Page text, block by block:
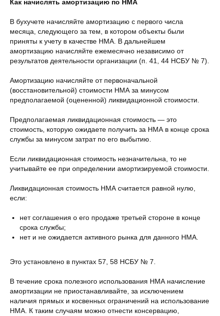
Как начислять амортизацию по НМА
В бухучете начисляйте амортизацию с первого числа
месяца, следующего за тем, в котором объекты были
приняты к учету в качестве НМА. В дальнейшем
амортизацию начисляйте ежемесячно независимо от
результатов деятельности организации (п. 41, 44 НСБУ № 7).
Амортизацию начисляйте от первоначальной
(восстановительной) стоимости НМА за минусом
предполагаемой (оцененной) ликвидационной стоимости.
Предполагаемая ликвидационная стоимость — это
стоимость, которую ожидаете получить за НМА в конце срока
службы за минусом затрат по его выбытию.
Если ликвидационная стоимость незначительна, то не
учитывайте ее при определении амортизируемой стоимости.
Ликвидационная стоимость НМА считается равной нулю,
если:
нет соглашения о его продаже третьей стороне в конце
срока службы;
нет и не ожидается активного рынка для данного НМА.
Это установлено в пунктах 57, 58 НСБУ № 7.
В течение срока полезного использования НМА начисление
амортизации не приостанавливайте, за исключением
наличия прямых и косвенных ограничений на использование
НМА. К таким случаям можно отнести консервацию,